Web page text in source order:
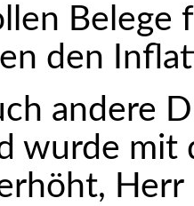
Belege
den
andere
wurde mit